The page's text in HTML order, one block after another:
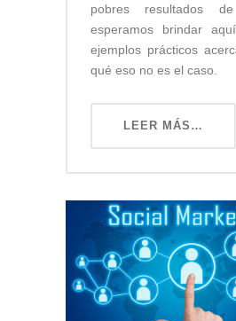
pobres resultados de
esperamos brindar
ejemplos prácticos
qué eso no es el caso.
LEER MÁS…